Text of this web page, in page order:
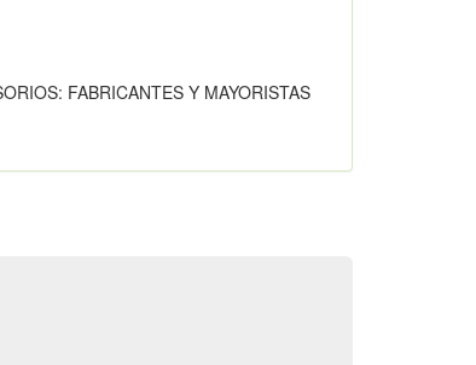
FABRICANTES Y MAYORISTAS